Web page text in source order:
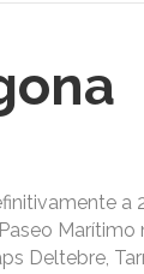
a
Marítimo
Deltebre,